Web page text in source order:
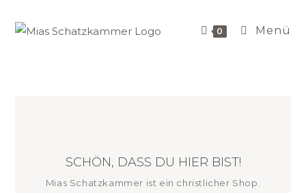
0 Menü
SCHÖN, DASS DU HIER BIST!
Mias Schatzkammer ist ein christlicher Shop.